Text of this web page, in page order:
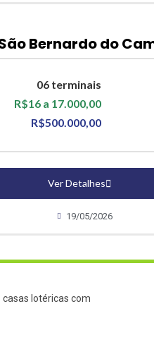
Bernardo do
06 terminais
R$16 a 17.000,00
R$500.000,00
Ver Detalhes
19/05/2026
lotéricas com